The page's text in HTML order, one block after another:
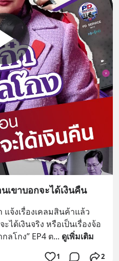
นเขาบอกจะได้เงินคืน
จ้งเรื่องเคลมสินค้าแล้ว
ได้เงินจริง หรือเป็นเรื่องจ้อ
ลโกง” EP4 ต... ดูเพิ่มเติม
1 2